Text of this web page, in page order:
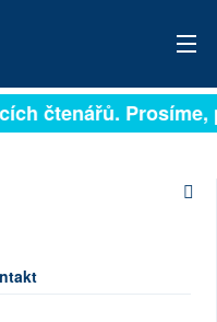
čtenářů. Prosíme,